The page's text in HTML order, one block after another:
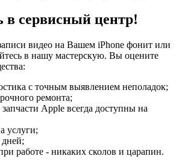
в сервисный центр!
видео на Вашем iPhone фонит или
в нашу мастерскую. Вы оцените
с точным выявлением неполадок;
ремонта;
Apple всегда доступны на
услуги;
дней;
работе - никаких сколов и царапин.